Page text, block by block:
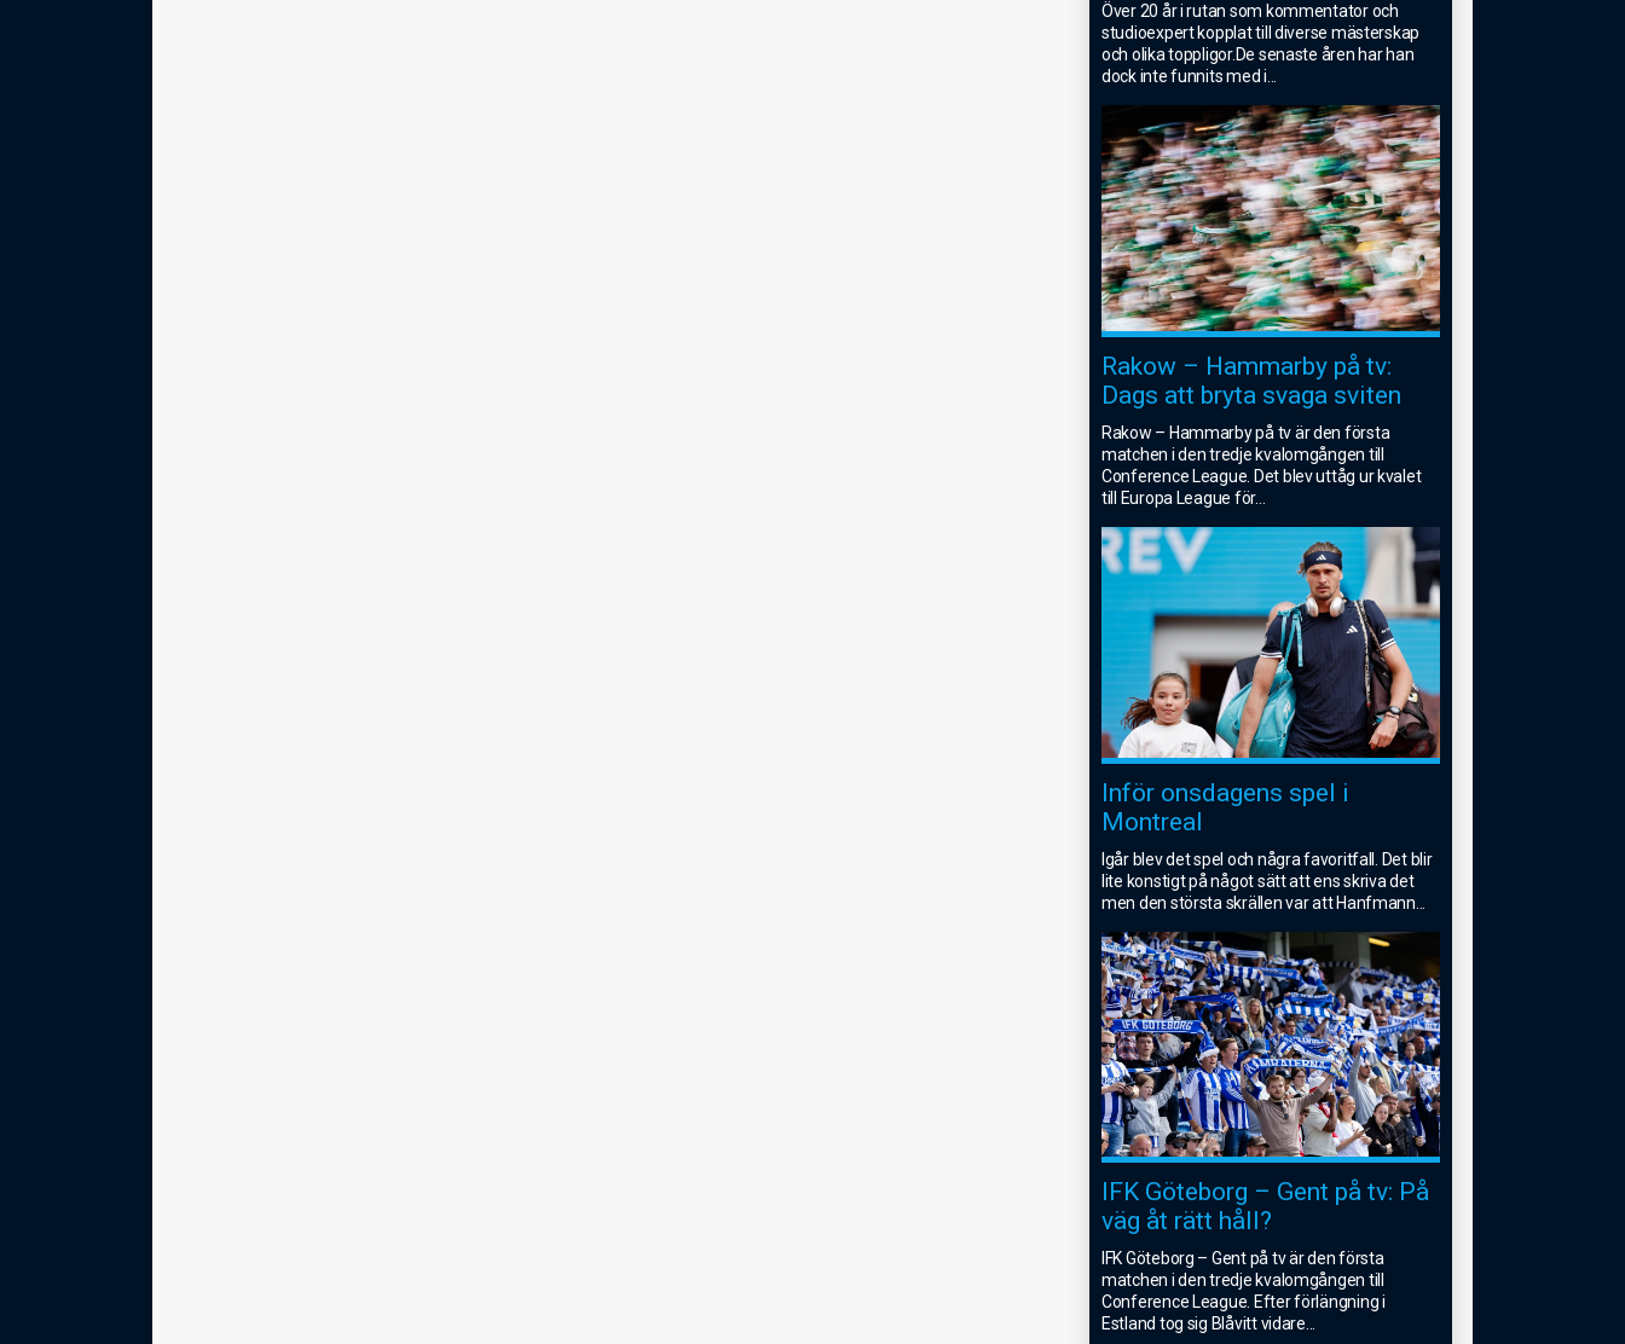
Över 20 år i rutan som kommentator och
studioexpert kopplat till diverse mästerskap
och olika toppligor.De senaste åren har han
dock inte funnits med i
Rakow – Hammarby på tv:
Dags att bryta svaga sviten
Rakow – Hammarby på tv är den första
matchen i den tredje kvalomgången till
Conference League. Det blev uttåg ur kvalet
till Europa League för...
Inför onsdagens spel i
Montreal
Igår blev det spel och några favoritfall. Det blir
lite konstigt på något sätt att ens skriva det
men den största skrällen var att Hanfmann
IFK Göteborg – Gent på tv: På
väg åt rätt håll?
IFK Göteborg – Gent på tv är den första
matchen i den tredje kvalomgången till
Conference League. Efter förlängning i
Estland tog sig Blåvitt vidare...